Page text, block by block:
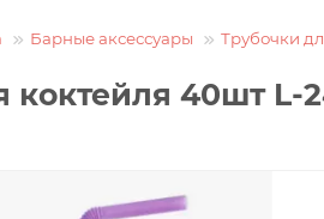
Барные аксессуары Трубочки
коктейля 40шт L-